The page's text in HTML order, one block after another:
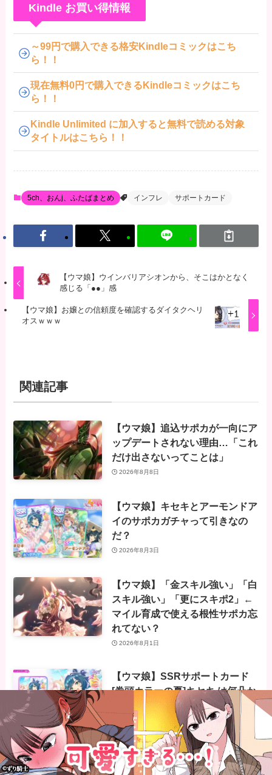
Kindle お買い得情報
～99円で購入できる格安Kindleコミックはこち
ら！！
現在無料0円で購入できるKindleコミックはこち
ら！！
Kindle Unlimited に加入すると無料で読める対象
タイトルはこちら！！
5ch、おんj、ふたばまとめ インフレ サポートカード
【ウマ娘】ウインバリアシオンから、そこはかとなく
感じる「●●」感
【ウマ娘】お嬢との信頼度を確認するダイタクヘリ
オスｗｗｗ
関連記事
【ウマ娘】追込サポカが一向にア
ップデートされない理由…「これ
だけ出さないってことは」
2026年8月8日
【ウマ娘】キセキとアーモンドア
イのサポカガチャって引きなの
だ？
2026年8月3日
【ウマ娘】「金スキル強い」「白
スキル強い」「更にスキポ2」←
マイル育成で使える根性サポカ忘
れてない？
2026年8月1日
【ウマ娘】SSRサポートカード
[巻頭カラーの夏]キセキ は何凸か
ら使える？気になる凸毎の性能は
こちら！
2026年7月30日
【ウマ娘】SSRサポートカード